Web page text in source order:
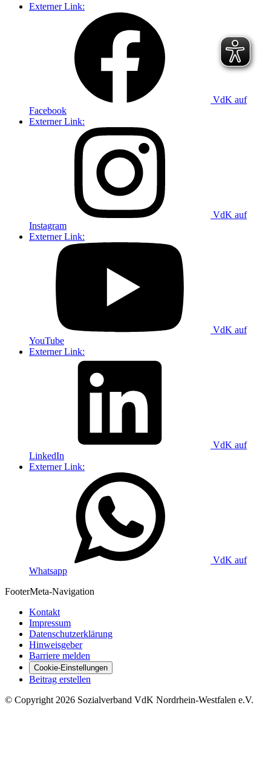
Externer Link:
VdK auf
Facebook
Externer Link:
VdK auf
Instagram
Externer Link:
VdK auf
YouTube
Externer Link:
VdK auf
LinkedIn
Externer Link:
VdK auf
Whatsapp
FooterMeta-Navigation
Kontakt
Impressum
Datenschutzerklärung
Hinweisgeber
Barriere melden
Cookie-Einstellungen
Beitrag erstellen
© Copyright 2026 Sozialverband VdK Nordrhein-Westfalen e.V.